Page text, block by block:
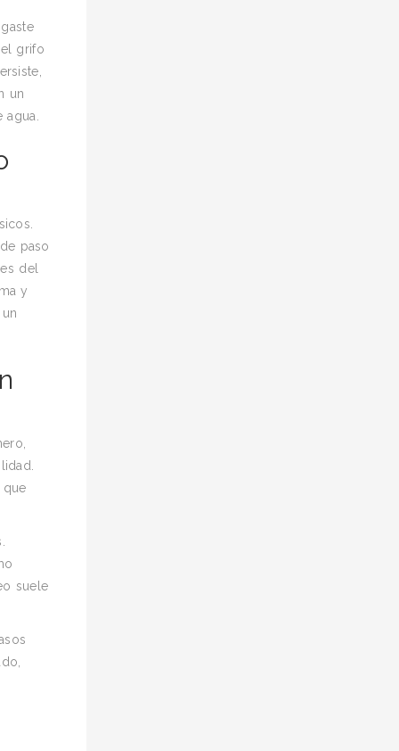
grifo
un
paso
del
y
que
suele